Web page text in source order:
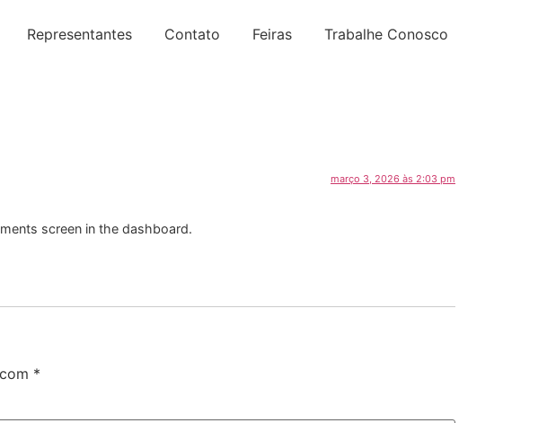
Representantes Contato Feiras Trabalhe Conosco
março 3, 2026 às 2:03 pm
screen in the dashboard.
*